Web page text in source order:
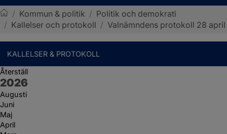
Sotenäs kommun
/ Kommun & politik / Politik och demokrati
/ Kallelser och protokoll / Valnämndens protokoll 28 april
KALLELSER & PROTOKOLL
Återställ
År:
2026
Augusti
Juni
Maj
April